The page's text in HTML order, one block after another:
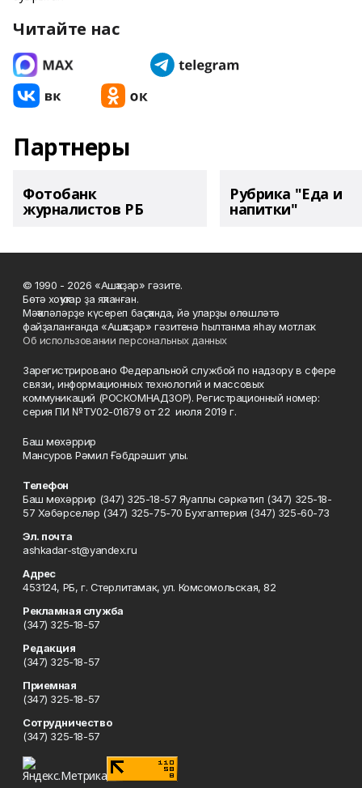
Читайте нас
Партнеры
Фотобанк
журналистов РБ
Рубрика "Еда и
напитки"
© 1990 - 2026 «Ашҡаҙар» гәзите.
Бөтә хоҡуҡтар ҙа яҡланған.
Мәҡәләләрҙе күсереп баҫҡанда, йә уларҙы өлөшләтә
файҙаланғанда «Ашҡаҙар» гәзитенә һылтанма яһау мотлаҡ.
Об использовании персональных данных
Зарегистрировано Федеральной службой по надзору в сфере
связи, информационных технологий и массовых
коммуникаций (РОСКОМНАДЗОР). Регистрационный номер:
серия ПИ №ТУ02-01679 от 22 июля 2019 г.
Баш мөхәррир
Мансуров Рәмил Ғәбдрәшит улы.
Телефон
Баш мөхәррир (347) 325-18-57 Яуаплы сәркәтип (347) 325-18-
57 Хәбәрселәр (347) 325-75-70 Бухгалтерия (347) 325-60-73
Эл. почта
ashkadar-st@yandex.ru
Адрес
453124, РБ, г. Стерлитамак, ул. Комсомольская, 82
Рекламная служба
(347) 325-18-57
Редакция
(347) 325-18-57
Приемная
(347) 325-18-57
Сотрудничество
(347) 325-18-57